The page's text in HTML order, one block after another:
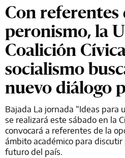
Con referentes
peronismo, la
Coalición
socialismo
nuevo diálogo
Bajada La jornada “Ideas para
se realizará este sábado en la
convocará a referentes de la
ámbito académico para
futuro del país.